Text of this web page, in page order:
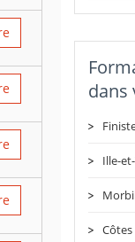
dans
Ille-